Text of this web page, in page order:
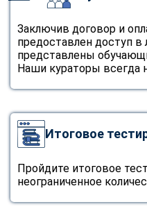
Заключив договор и
предоставлен доступ в
представлены
Наши кураторы всегда
Итоговое
Пройдите итоговое
неограниченное